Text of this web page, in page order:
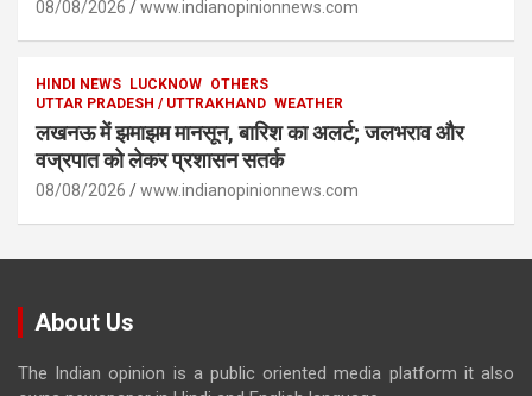
08/08/2026 www.indianopinionnews.com
HINDI NEWS LUCKNOW OTHERS
UTTAR PRADESH / UTTRAKHAND WEATHER
लखनऊ में झमाझम मानसून, बारिश का अलर्ट; जलभराव और
वज्रपात को लेकर प्रशासन सतर्क
08/08/2026 www.indianopinionnews.com
About Us
The Indian opinion is a public oriented media platform it also